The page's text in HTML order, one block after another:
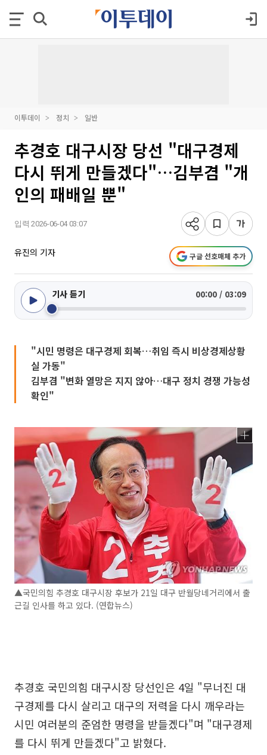
이투데이 정치 일반
추경호 대구시장 당선 "대구경제
다시 뛰게 만들겠다"…김부겸 "개
인의 패배일 뿐"
입력 2026-06-04 03:07
유진의 기자 구글 선호매체 추가
기사 듣기 00:00 / 03:09
"시민 명령은 대구경제 회복…취임 즉시 비상경제상황
실 가동"
김부겸 "변화 열망은 지지 않아…대구 정치 경쟁 가능성
확인"
▲국민의힘 추경호 대구시장 후보가 21일 대구 반월당네거리에서 출
근길 인사를 하고 있다. (연합뉴스)
추경호 국민의힘 대구시장 당선인은 4일 "무너진 대
구경제를 다시 살리고 대구의 저력을 다시 깨우라는
시민 여러분의 준엄한 명령을 받들겠다"며 "대구경제
를 다시 뛰게 만들겠다"고 밝혔다.